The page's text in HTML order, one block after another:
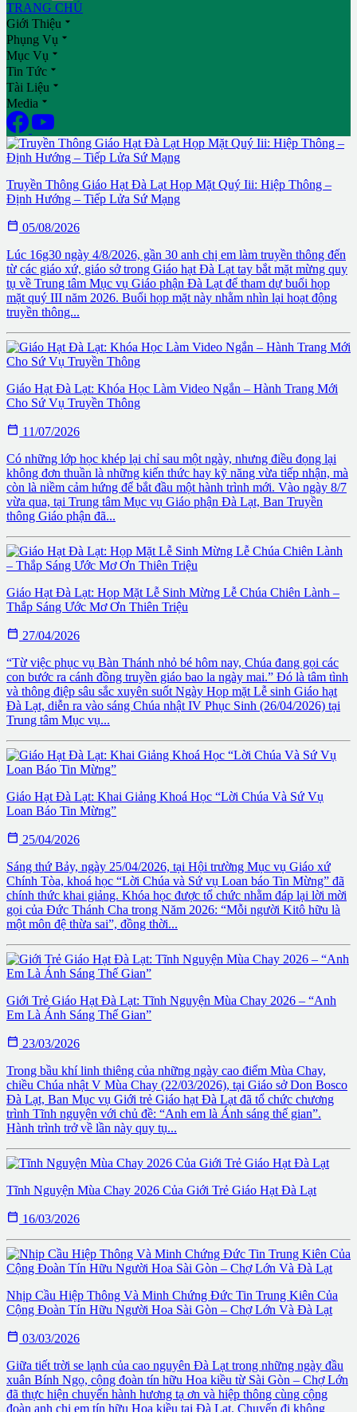
TRANG CHỦ
Giới Thiệu 
Phụng Vụ 
Mục Vụ 
Tin Tức 
Tài Liệu 
Media 
Truyền Thông Giáo Hạt Đà Lạt Họp Mặt Quý Iii: Hiệp Thông –
Định Hướng – Tiếp Lửa Sứ Mạng
 05/08/2026
Lúc 16g30 ngày 4/8/2026, gần 30 anh chị em làm truyền thông đến
từ các giáo xứ, giáo sở trong Giáo hạt Đà Lạt tay bắt mặt mừng quy
tụ về Trung tâm Mục vụ Giáo phận Đà Lạt để tham dự buổi họp
mặt quý III năm 2026. Buổi họp mặt này nhằm nhìn lại hoạt động
truyền thông...
Giáo Hạt Đà Lạt: Khóa Học Làm Video Ngắn – Hành Trang Mới
Cho Sứ Vụ Truyền Thông
 11/07/2026
Có những lớp học khép lại chỉ sau một ngày, nhưng điều đọng lại
không đơn thuần là những kiến thức hay kỹ năng vừa tiếp nhận, mà
còn là niềm cảm hứng để bắt đầu một hành trình mới. Vào ngày 8/7
vừa qua, tại Trung tâm Mục vụ Giáo phận Đà Lạt, Ban Truyền
thông Giáo phận đã...
Giáo Hạt Đà Lạt: Họp Mặt Lễ Sinh Mừng Lễ Chúa Chiên Lành –
Thắp Sáng Ước Mơ Ơn Thiên Triệu
 27/04/2026
“Từ việc phục vụ Bàn Thánh nhỏ bé hôm nay, Chúa đang gọi các
con bước ra cánh đồng truyền giáo bao la ngày mai.” Đó là tâm tình
và thông điệp sâu sắc xuyên suốt Ngày Họp mặt Lễ sinh Giáo hạt
Đà Lạt, diễn ra vào sáng Chúa nhật IV Phục Sinh (26/04/2026) tại
Trung tâm Mục vụ...
Giáo Hạt Đà Lạt: Khai Giảng Khoá Học “Lời Chúa Và Sứ Vụ
Loan Báo Tin Mừng”
 25/04/2026
Sáng thứ Bảy, ngày 25/04/2026, tại Hội trường Mục vụ Giáo xứ
Chính Tòa, khoá học “Lời Chúa và Sứ vụ Loan báo Tin Mừng” đã
chính thức khai giảng. Khóa học được tổ chức nhằm đáp lại lời mời
gọi của Đức Thánh Cha trong Năm 2026: “Mỗi người Kitô hữu là
một môn đệ thừa sai”, đồng thời...
Giới Trẻ Giáo Hạt Đà Lạt: Tĩnh Nguyện Mùa Chay 2026 – “Anh
Em Là Ánh Sáng Thế Gian”
 23/03/2026
Trong bầu khí linh thiêng của những ngày cao điểm Mùa Chay,
chiều Chúa nhật V Mùa Chay (22/03/2026), tại Giáo sở Don Bosco
Đà Lạt, Ban Mục vụ Giới trẻ Giáo hạt Đà Lạt đã tổ chức chương
trình Tĩnh nguyện với chủ đề: “Anh em là Ánh sáng thế gian”.
Hành trình trở về lần này quy tụ...
Tĩnh Nguyện Mùa Chay 2026 Của Giới Trẻ Giáo Hạt Đà Lạt
 16/03/2026
Nhịp Cầu Hiệp Thông Và Minh Chứng Đức Tin Trung Kiên Của
Cộng Đoàn Tín Hữu Người Hoa Sài Gòn – Chợ Lớn Và Đà Lạt
 03/03/2026
Giữa tiết trời se lạnh của cao nguyên Đà Lạt trong những ngày đầu
xuân Bính Ngọ, cộng đoàn tín hữu Hoa kiều từ Sài Gòn – Chợ Lớn
đã thực hiện chuyến hành hương tạ ơn và hiệp thông cùng cộng
đoàn anh chị em tín hữu Hoa kiều tại Đà Lạt. Chuyến đi không